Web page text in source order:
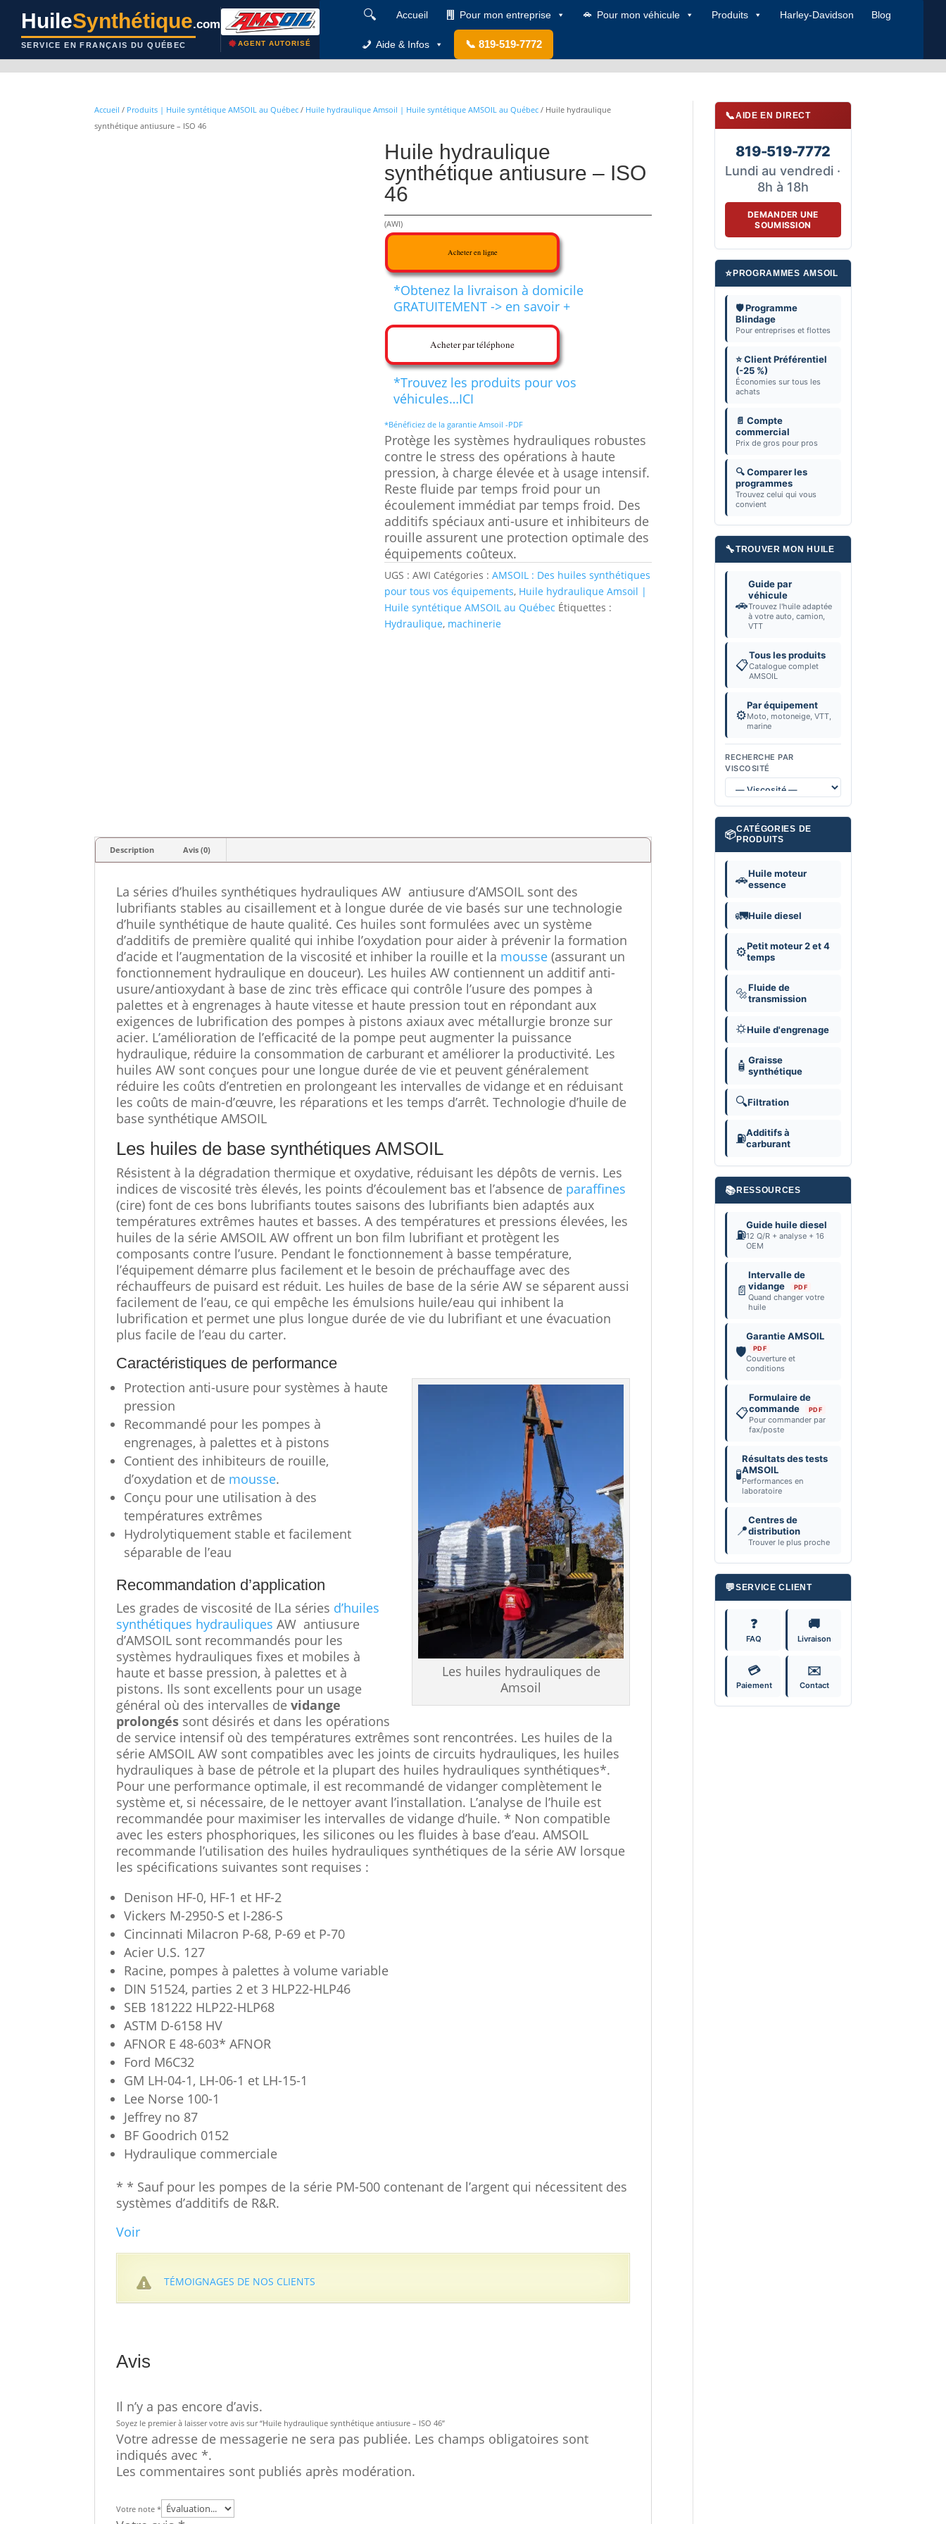
HuileSynthétique.com
SERVICE EN FRANÇAIS DU QUÉBEC AGENT AUTORISÉ
🔍 Accueil Pour mon entreprise Pour mon véhicule Produits Harley-Davidson Blog
Aide & Infos 📞 819-519-7772
Accueil / Produits | Huile syntétique AMSOIL au Québec / Huile hydraulique Amsoil | Huile syntétique AMSOIL au Québec / Huile hydraulique
synthétique antiusure – ISO 46
Huile hydraulique
synthétique antiusure – ISO
46
(AWI)
Acheter en ligne
*Obtenez la livraison à domicile
GRATUITEMENT -> en savoir +
Acheter par téléphone
*Trouvez les produits pour vos
véhicules…ICI
*Bénéficiez de la garantie Amsoil -PDF
Protège les systèmes hydrauliques robustes
contre le stress des opérations à haute
pression, à charge élevée et à usage intensif.
Reste fluide par temps froid pour un
écoulement immédiat par temps froid. Des
additifs spéciaux anti-usure et inhibiteurs de
rouille assurent une protection optimale des
équipements coûteux.
UGS :AWI Catégories :AMSOIL : Des huiles synthétiques
pour tous vos équipements, Huile hydraulique Amsoil |
Huile syntétique AMSOIL au Québec Étiquettes :
Hydraulique, machinerie
Description Avis (0)
La séries d’huiles synthétiques hydrauliques AW antiusure d’AMSOIL sont des
lubrifiants stables au cisaillement et à longue durée de vie basés sur une technologie
d’huile synthétique de haute qualité. Ces huiles sont formulées avec un système
d’additifs de première qualité qui inhibe l’oxydation pour aider à prévenir la formation
d’acide et l’augmentation de la viscosité et inhiber la rouille et la mousse (assurant un
fonctionnement hydraulique en douceur). Les huiles AW contiennent un additif anti-
usure/antioxydant à base de zinc très efficace qui contrôle l’usure des pompes à
palettes et à engrenages à haute vitesse et haute pression tout en répondant aux
exigences de lubrification des pompes à pistons axiaux avec métallurgie bronze sur
acier. L’amélioration de l’efficacité de la pompe peut augmenter la puissance
hydraulique, réduire la consommation de carburant et améliorer la productivité. Les
huiles AW sont conçues pour une longue durée de vie et peuvent généralement
réduire les coûts d’entretien en prolongeant les intervalles de vidange et en réduisant
les coûts de main-d’œuvre, les réparations et les temps d’arrêt. Technologie d’huile de
base synthétique AMSOIL
Les huiles de base synthétiques AMSOIL
Résistent à la dégradation thermique et oxydative, réduisant les dépôts de vernis. Les
indices de viscosité très élevés, les points d’écoulement bas et l’absence de paraffines
(cire) font de ces bons lubrifiants toutes saisons des lubrifiants bien adaptés aux
températures extrêmes hautes et basses. A des températures et pressions élevées, les
huiles de la série AMSOIL AW offrent un bon film lubrifiant et protègent les
composants contre l’usure. Pendant le fonctionnement à basse température,
l’équipement démarre plus facilement et le besoin de préchauffage avec des
réchauffeurs de puisard est réduit. Les huiles de base de la série AW se séparent aussi
facilement de l’eau, ce qui empêche les émulsions huile/eau qui inhibent la
lubrification et permet une plus longue durée de vie du lubrifiant et une évacuation
plus facile de l’eau du carter.
Caractéristiques de performance
Les huiles hydrauliques de
Amsoil
Protection anti-usure pour systèmes à haute
pression
Recommandé pour les pompes à
engrenages, à palettes et à pistons
Contient des inhibiteurs de rouille,
d’oxydation et de mousse.
Conçu pour une utilisation à des
températures extrêmes
Hydrolytiquement stable et facilement
séparable de l’eau
Recommandation d’application
Les grades de viscosité de lLa séries d’huiles
synthétiques hydrauliques AW antiusure
d’AMSOIL sont recommandés pour les
systèmes hydrauliques fixes et mobiles à
haute et basse pression, à palettes et à
pistons. Ils sont excellents pour un usage
général où des intervalles devidange
prolongés sont désirés et dans les opérations
de service intensif où des températures extrêmes sont rencontrées. Les huiles de la
série AMSOIL AW sont compatibles avec les joints de circuits hydrauliques, les huiles
hydrauliques à base de pétrole et la plupart des huiles hydrauliques synthétiques*.
Pour une performance optimale, il est recommandé de vidanger complètement le
système et, si nécessaire, de le nettoyer avant l’installation. L’analyse de l’huile est
recommandée pour maximiser les intervalles de vidange d’huile. * Non compatible
avec les esters phosphoriques, les silicones ou les fluides à base d’eau. AMSOIL
recommande l’utilisation des huiles hydrauliques synthétiques de la série AW lorsque
les spécifications suivantes sont requises :
Denison HF-0, HF-1 et HF-2
Vickers M-2950-S et I-286-S
Cincinnati Milacron P-68, P-69 et P-70
Acier U.S. 127
Racine, pompes à palettes à volume variable
DIN 51524, parties 2 et 3 HLP22-HLP46
SEB 181222 HLP22-HLP68
ASTM D-6158 HV
AFNOR E 48-603* AFNOR
Ford M6C32
GM LH-04-1, LH-06-1 et LH-15-1
Lee Norse 100-1
Jeffrey no 87
BF Goodrich 0152
Hydraulique commerciale
* * Sauf pour les pompes de la série PM-500 contenant de l’argent qui nécessitent des
systèmes d’additifs de R&R.
Voir
TÉMOIGNAGES DE NOS CLIENTS
Avis
Il n’y a pas encore d’avis.
Soyez le premier à laisser votre avis sur “Huile hydraulique synthétique antiusure – ISO 46”
Votre adresse de messagerie ne sera pas publiée. Les champs obligatoires sont
indiqués avec *.
Les commentaires sont publiés après modération.
Votre note*
📞AIDE EN DIRECT
819-519-7772
Lundi au vendredi ·
8h à 18h
DEMANDER UNE
SOUMISSION
⭐PROGRAMMES AMSOIL
🛡️ Programme
Blindage
Pour entreprises et flottes
⭐ Client Préférentiel
(-25 %)
Économies sur tous les
achats
📄 Compte
commercial
Prix de gros pour pros
🔍 Comparer les
programmes
Trouvez celui qui vous
convient
🔧TROUVER MON HUILE
🚗
Guide par
véhicule
Trouvez l'huile adaptée
à votre auto, camion,
VTT
📋
Tous les produits
Catalogue complet
AMSOIL
⚙️
Par équipement
Moto, motoneige, VTT,
marine
RECHERCHE PAR
VISCOSITÉ
📦CATÉGORIES DE
PRODUITS
🚗Huile moteur
essence
🚛Huile diesel
⚙️Petit moteur 2 et 4
temps
🔩Fluide de
transmission
⛭Huile d'engrenage
🧴Graisse
synthétique
🔍Filtration
⛽Additifs à
carburant
📚RESSOURCES
⛽
Guide huile diesel
12 Q/R + analyse + 16
OEM
📄
Intervalle de
vidange
PDF
Quand changer votre
huile
🛡️
Garantie AMSOIL
PDF
Couverture et
conditions
📋
Formulaire de
commande
PDF
Pour commander par
fax/poste
🧪
Résultats des tests
AMSOIL
Performances en
laboratoire
📍
Centres de
distribution
Trouver le plus proche
💬SERVICE CLIENT
❓
FAQ
🚚
Livraison
💳
Paiement
✉️
Contact